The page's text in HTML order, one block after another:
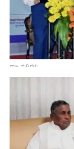
ರಾಜ್ಯ ಸುದ್ದಿಗಳು
ದೇಶದ ಬೇರೆ
ಬೆಂಗಳೂರು :
ಬೆಂಗಳೂರು ನಗರದಲ್ಲಿ
ಸಚಿವ ಡಾ.